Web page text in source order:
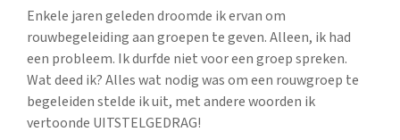
Enkele jaren geleden droomde ik ervan om
rouwbegeleiding aan groepen te geven. Alleen, ik had
een probleem. Ik durfde niet voor een groep spreken.
Wat deed ik? Alles wat nodig was om een rouwgroep te
begeleiden stelde ik uit, met andere woorden ik
vertoonde UITSTELGEDRAG!